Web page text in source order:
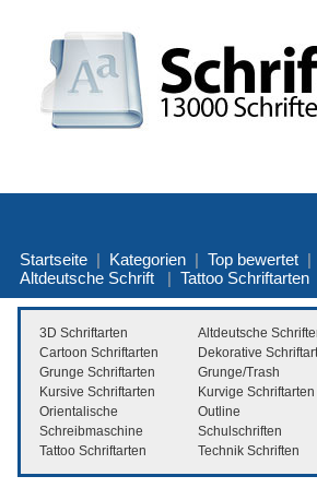
Startseite | Kategorien | Top bewertet |
Altdeutsche Schrift | Tattoo Schriftarten
3D Schriftarten Altdeutsche
Cartoon Schriftarten
Dekorative
Grunge Schriftarten
Grunge/Trash
Kursive Schriftarten
Kurvige Schriftarten
Orientalische
Outline
Schreibmaschine
Schulschriften
Tattoo Schriftarten
Technik Schriften